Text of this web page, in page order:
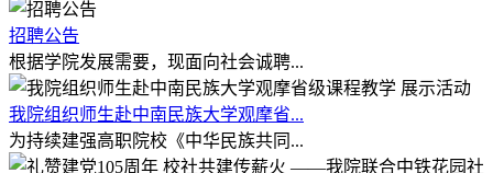
招聘公告
根据学院发展需要，现面向社会诚聘...
我院组织师生赴中南民族大学观摩省...
为持续建强高职院校《中华民族共同...